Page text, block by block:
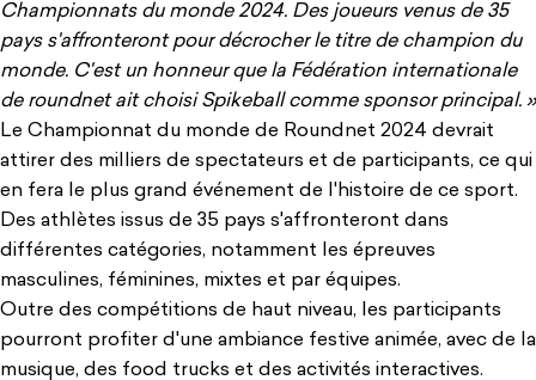
Championnats du monde 2024. Des joueurs venus de 35
pays s'affronteront pour décrocher le titre de champion du
monde. C'est un honneur que la Fédération internationale
de roundnet ait choisi Spikeball comme sponsor principal. »
Le Championnat du monde de Roundnet 2024 devrait
attirer des milliers de spectateurs et de participants, ce qui
en fera le plus grand événement de l'histoire de ce sport.
Des athlètes issus de 35 pays s'affronteront dans
différentes catégories, notamment les épreuves
masculines, féminines, mixtes et par équipes.
Outre des compétitions de haut niveau, les participants
pourront profiter d'une ambiance festive animée, avec de la
musique, des food trucks et des activités interactives.